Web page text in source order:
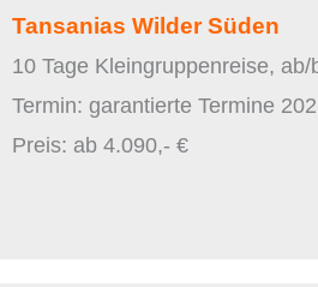
Tansanias Wilder Süden
10 Tage Kleingruppenreise,
Termin: garantierte Termine
Preis: ab 4.090,- €